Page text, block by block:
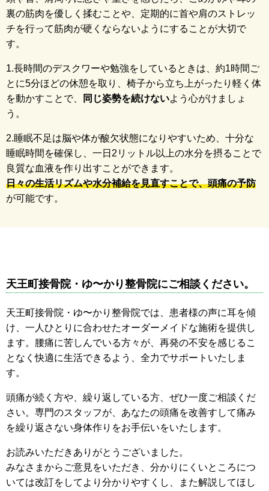
裏の筋肉を優しく揉むことや、定期的に首や肩のストレッ
チを行って筋肉が硬くならないようにすることが大切で
す。
1.長時間のデスクワーや勉強をしているときは、約1時間ご
とに5分ほどの休憩を取り、椅子から立ち上がったり軽く体
を動かすことで、
同じ姿勢を続けないよう心がけましょ
う。
2.睡眠不足は脳や体が酸欠状態になりやすいため、十分な
睡眠時間を確保し、一日2リットル以上の水分を摂ることで
良質な血液を作り出すことができます。
日々の生活リズムや水分補給を見直すことで、頭痛の予防
が可能です。
天王町接骨院・ゆ〜かり整骨院にご相談ください。
天王町接骨院・ゆ〜かり整骨院では、患者様の声に耳を傾
け、一人ひとりに合わせたオーダーメイドな施術を提供し
ます。腰痛に苦しんでいる方々が、再発の不安を感じるこ
となく快適に生活できるよう、全力でサポートいたしま
す。
頭痛が続く方や、繰り返している方、ぜひ一度ご相談くだ
さい。専門のスタッフが、あなたの頭痛を改善すして痛み
を繰り返さない身体作りをお手伝いをいたします。
お読みいただきありがとうございました。
みなさまからご意見をいただき、分かりにくいところにつ
いては改訂をしてより分かりやすくし、また解説してほし